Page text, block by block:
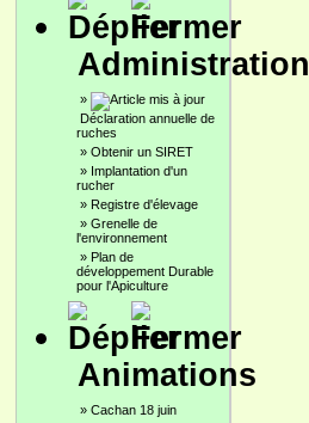
Administration
»
Déclaration annuelle de
ruches
» Obtenir un SIRET
» Implantation d'un
rucher
» Registre d'élevage
» Grenelle de
l'environnement
» Plan de
développement Durable
pour l'Apiculture
Animations
» Cachan 18 juin